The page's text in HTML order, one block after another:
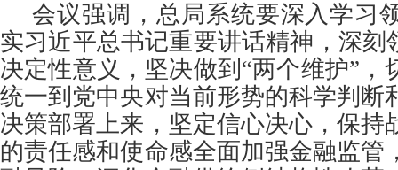
会议强调，总局系统要深入学习
实习近平总书记重要讲话精神，深刻
决定性意义，坚决做到“两个维护”，
统一到党中央对当前形势的科学判断
决策部署上来，坚定信心决心，保持
的责任感和使命感全面加强金融监管